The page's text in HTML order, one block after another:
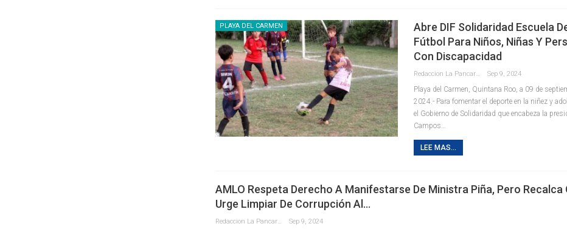
PLAYA DEL CARMEN
Abre DIF Solidaridad Escuela
Fútbol Para Niños, Niñas Y
Con Discapacidad
Sep 9, 2024
Playa del Carmen, Quintana Roo, a 09 de
2024.- Para fomentar el deporte en la niñez y
el Gobierno de Solidaridad que encabeza la
Campos
LEE MAS...
AMLO Respeta Derecho A Manifestarse De Ministra Piña, Pero Recalca
Urge Limpiar De Corrupción Al…
Sep 9, 2024